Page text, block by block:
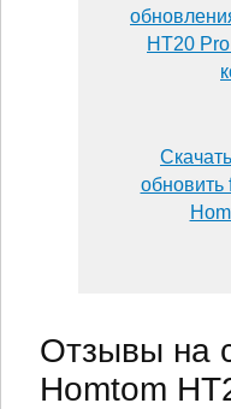
HT20
обновить
Отзывы на
Homtom